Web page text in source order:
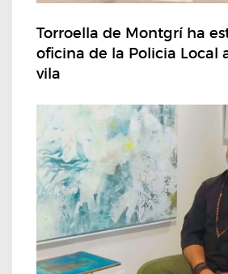
Torroella de Montgrí ha
oficina de la Policia Local
vila